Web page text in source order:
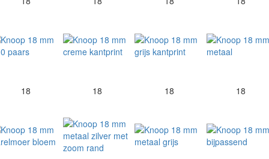
18 18 18 18